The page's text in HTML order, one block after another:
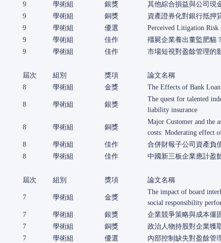
9
學術組 銀獎
其他綜合損益與公司現
9
學術組 銅獎
資產證券化對銀行抵押
9
學術組 優選
Perceived Litigation Risk
9
學術組 佳作
殭屍企業養出董監肥貓
9
學術組 佳作 市場短視對盈餘管理的
屆次 組別 獎項
論文名稱
8
學術組 金獎 The Effects of Bank
8 學術組 銀獎
The quest for talented
liability insurance
8 學術組 銅獎
Major Customer and the
costs: Moderating effect
8
學術組 佳作
合併財報子公司資產負
8
學術組 佳作 中國新三板企業應計盈
屆次 組別 獎項 論文名稱
7 學術組 金獎
The impact of board
social responsibility
7
學術組 銀獎
企業競爭策略與成本僵
7
學術組 銅獎
政治人物持股對企業獲
7
學術組 優選 內部控制缺失對盈餘管